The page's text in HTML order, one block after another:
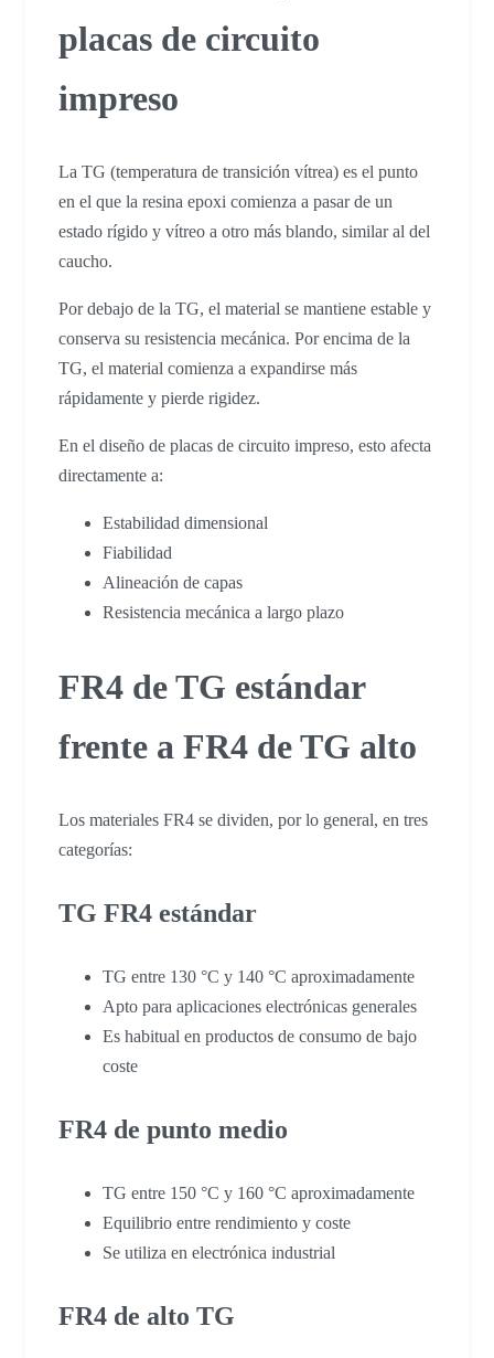
placas de circuito
impreso
La TG (temperatura de transición vítrea) es el punto
en el que la resina epoxi comienza a pasar de un
estado rígido y vítreo a otro más blando, similar al del
caucho.
Por debajo de la TG, el material se mantiene estable y
conserva su resistencia mecánica. Por encima de la
TG, el material comienza a expandirse más
rápidamente y pierde rigidez.
En el diseño de placas de circuito impreso, esto afecta
directamente a:
Estabilidad dimensional
Fiabilidad
Alineación de capas
Resistencia mecánica a largo plazo
FR4 de TG estándar
frente a FR4 de TG alto
Los materiales FR4 se dividen, por lo general, en tres
categorías:
TG FR4 estándar
TG entre 130 °C y 140 °C aproximadamente
Apto para aplicaciones electrónicas generales
Es habitual en productos de consumo de bajo
coste
FR4 de punto medio
TG entre 150 °C y 160 °C aproximadamente
Equilibrio entre rendimiento y coste
Se utiliza en electrónica industrial
FR4 de alto TG